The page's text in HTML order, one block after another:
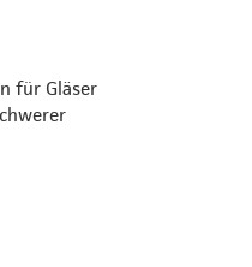
für Gläser